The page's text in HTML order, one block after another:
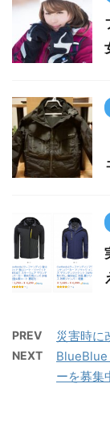
PREV 災害時に
NEXT
BlueBlue
ーを募集